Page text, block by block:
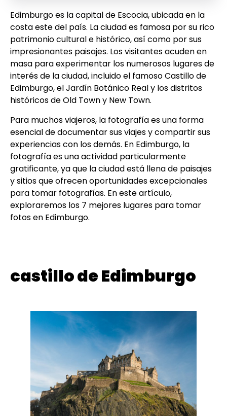
Edimburgo es la capital de Escocia, ubicada en la
costa este del país. La ciudad es famosa por su rico
patrimonio cultural e histórico, así como por sus
impresionantes paisajes. Los visitantes acuden en
masa para experimentar los numerosos lugares de
interés de la ciudad, incluido el famoso Castillo de
Edimburgo, el Jardín Botánico Real y los distritos
históricos de Old Town y New Town.
Para muchos viajeros, la fotografía es una forma
esencial de documentar sus viajes y compartir sus
experiencias con los demás. En Edimburgo, la
fotografía es una actividad particularmente
gratificante, ya que la ciudad está llena de paisajes
y sitios que ofrecen oportunidades excepcionales
para tomar fotografías. En este artículo,
exploraremos los 7 mejores lugares para tomar
fotos en Edimburgo.
castillo de Edimburgo